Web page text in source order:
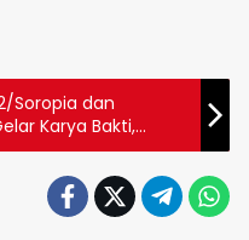
Soropia dan
Karya Bakti,